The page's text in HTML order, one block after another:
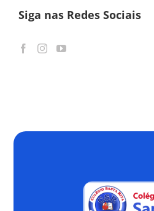
Siga nas Redes Sociais